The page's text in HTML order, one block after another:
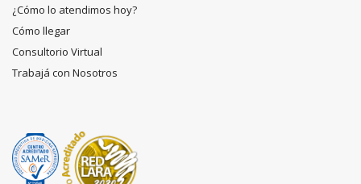
¿Cómo lo atendimos hoy?
Cómo llegar
Consultorio Virtual
Trabajá con Nosotros